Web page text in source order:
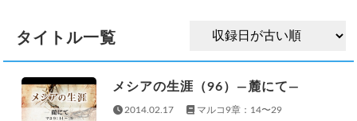
タイトル一覧
メシアの生涯（96）—麓にて—
2014.02.17
マルコ9章：14〜29